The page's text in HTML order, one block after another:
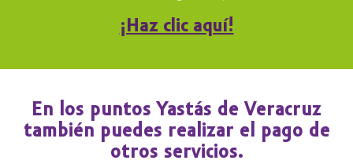
¡Haz clic aquí!
En los puntos Yastás de Veracruz
también puedes realizar el pago de
otros servicios.